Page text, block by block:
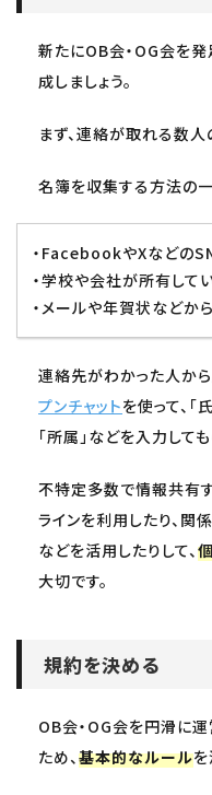
新たにOB会・OG会を
成しましょう。
まず、連絡が取れる数人
名簿を収集する方法の
・FacebookやXなどの
・学校や会社が所有して
・メールや年賀状などか
連絡先がわかった人か
プンチャットを使って、「
「所属」などを入力しても
不特定多数で情報共有
ラインを利用したり、
などを活用したりして、
大切です。
規約を決める
OB会・OG会を円滑に運
ため、基本的なルールを